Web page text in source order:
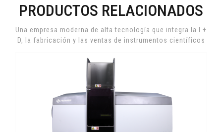
PRODUCTOS RELACIONADOS
Una empresa moderna de alta tecnología que integra la I +
D, la fabricación y las ventas de instrumentos científicos